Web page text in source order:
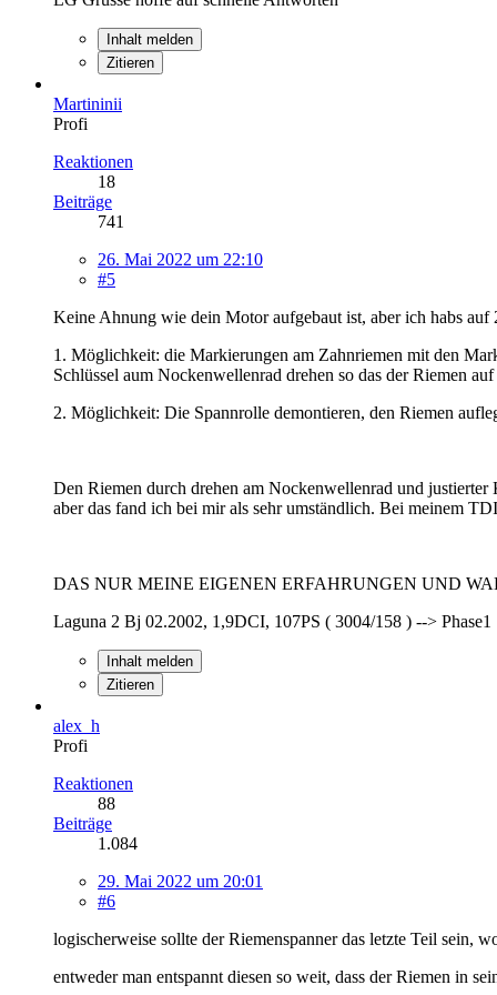
Inhalt melden
Zitieren
Martininii
Profi
Reaktionen
18
Beiträge
741
26. Mai 2022 um 22:10
#5
Keine Ahnung wie dein Motor aufgebaut ist, aber ich habs
1. Möglichkeit: die Markierungen am Zahnriemen mit den
Schlüssel aum Nockenwellenrad drehen so das der Riemen
2. Möglichkeit: Die Spannrolle demontieren, den Riemen
Den Riemen durch drehen am Nockenwellenrad und
aber das fand ich bei mir als sehr umständlich. Bei meinem
DAS NUR MEINE EIGENEN ERFAHRUNGEN UND
Laguna 2 Bj 02.2002, 1,9DCI, 107PS ( 3004/158 ) --> Phase1
Inhalt melden
Zitieren
alex_h
Profi
Reaktionen
88
Beiträge
1.084
29. Mai 2022 um 20:01
#6
logischerweise sollte der Riemenspanner das letzte Teil sein,
entweder man entspannt diesen so weit, dass der Riemen in